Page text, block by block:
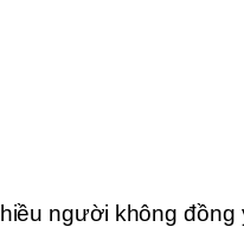
người không